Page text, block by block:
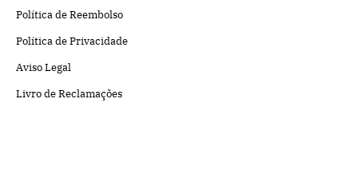
Política de Reembolso
Política de Privacidade
Aviso Legal
Livro de Reclamações